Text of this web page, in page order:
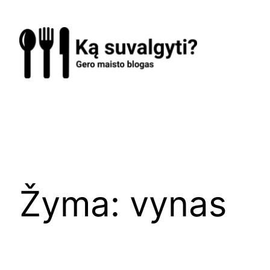
turinio
Žyma: vynas